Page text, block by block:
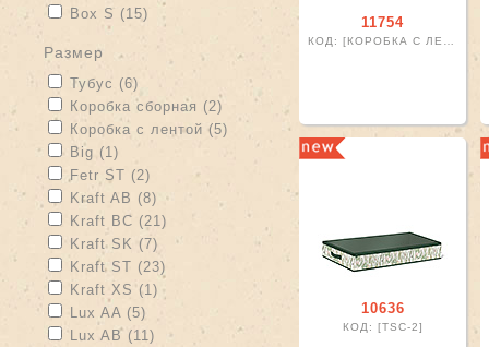
Apply Box S filter
Box S (15) Apply Box S filter
размер
Apply Тубус filter
Тубус (6) Apply Тубус filter
Apply Коробка сборная filter
Коробка сборная (2) Apply Коробка сборная filter
Apply Коробка с лентой filter
Коробка с лентой (5) Apply Коробка с лентой filter
Apply Big filter
Big (1)
Apply Fetr ST filter
Fetr ST (2) Apply Fetr ST filter
Apply Kraft AB filter
Kraft AB (8) Apply Kraft AB filter
Apply Kraft BC filter
Kraft BC (21) Apply Kraft BC filter
Apply Kraft SK filter
Kraft SK (7) Apply Kraft SK filter
Apply Kraft ST filter
Kraft ST (23) Apply Kraft ST filter
Apply Kraft XS filter
Kraft XS (1) Apply Kraft XS filter
Apply Lux AA filter
Lux AA (5)
Apply Lux AB filter
Lux AB (11) Apply Lux AB filter
11754
10636
КОД: [TSC-2]